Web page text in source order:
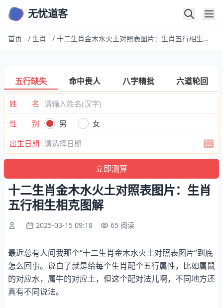
无忧道客
首页 / 生肖 / 十二生肖金木水火土对照表图片：生肖五行相生相克图解
五行缺失 命中贵人 八字精批 六道轮回
姓 名
性 别
男
女
出生日期
十二生肖金木水火土对照表图片：生肖
五行相生相克图解
2025-03-15 09:18 65 阅读
最近总有人问我那个“十二生肖金木水火土对照表图片”到底
怎么回事。说白了就是给每个生肖配个五行属性，比如属鼠
的对应水，属牛的对应土，但这个配对法儿啊，不同地方还
真有不同说法。